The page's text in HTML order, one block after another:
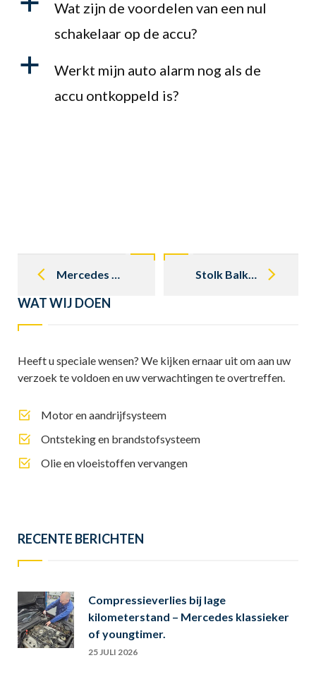
Wat zijn de voordelen van een nul
schakelaar op de accu?
a
Werkt mijn auto alarm nog als de
accu ontkoppeld is?
navigation
Mercedes R / C 107 SL / SLC, uitleg over de verschillende modellen Stolk Balkbrug bouwt aan een eigen Mercedes oldtimer onderdelen webshop
WAT WIJ DOEN
Heeft u speciale wensen? We kijken ernaar uit om aan uw
verzoek te voldoen en uw verwachtingen te overtreffen.
Motor en aandrijfsysteem
Ontsteking en brandstofsysteem
Olie en vloeistoffen vervangen
RECENTE BERICHTEN
Compressieverlies bij lage
kilometerstand – Mercedes klassieker
of youngtimer.
25 JULI 2026